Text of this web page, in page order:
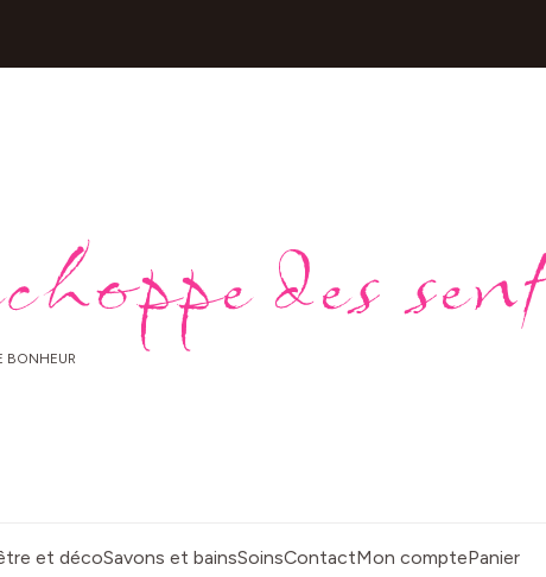
des
BONHEUR
et décoSavons et bainsSoinsContactMon comptePanier